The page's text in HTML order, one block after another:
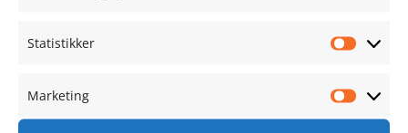
Statistikker
Marketing
marts 2024